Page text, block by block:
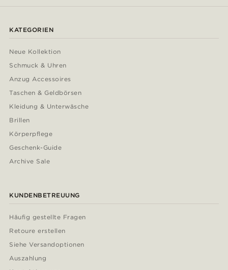
KATEGORIEN
Neue Kollektion
Schmuck & Uhren
Anzug Accessoires
Taschen & Geldbörsen
Kleidung & Unterwäsche
Brillen
Körperpflege
Geschenk-Guide
Archive Sale
KUNDENBETREUUNG
Häufig gestellte Fragen
Retoure erstellen
Siehe Versandoptionen
Auszahlung